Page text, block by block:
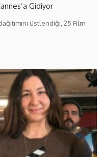
Gidiyor
üstlendiği, 25 Film